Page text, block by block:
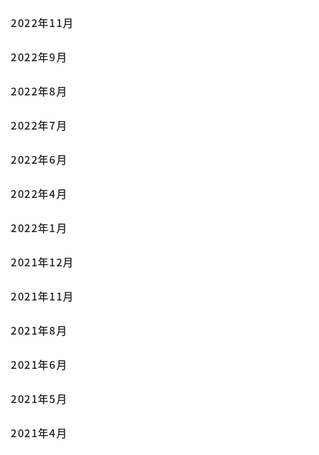
2022年11月
2022年9月
2022年8月
2022年7月
2022年6月
2022年4月
2022年1月
2021年12月
2021年11月
2021年8月
2021年6月
2021年5月
2021年4月